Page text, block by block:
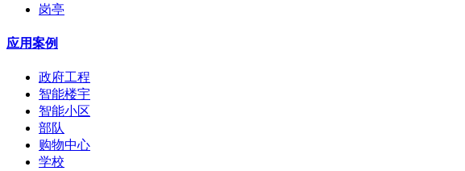
岗亭
应用案例
政府工程
智能楼宇
智能小区
部队
购物中心
学校